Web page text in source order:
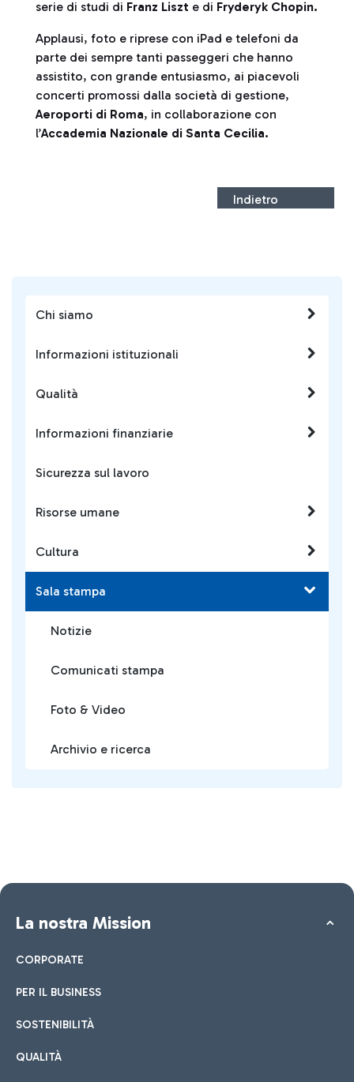
Chi siamo
Informazioni istituzionali
Qualità
Informazioni finanziarie
Sicurezza sul lavoro
Risorse umane
Cultura
Sala stampa
Notizie
Comunicati stampa
Foto & Video
Archivio e ricerca
serie di studi di Franz Liszt e di Fryderyk Chopin.
Applausi, foto e riprese con iPad e telefoni da
parte dei sempre tanti passeggeri che hanno
assistito, con grande entusiasmo, ai piacevoli
concerti promossi dalla società di gestione,
Aeroporti di Roma, in collaborazione con
l’Accademia Nazionale di Santa Cecilia.
Indietro
La nostra Mission
CORPORATE
PER IL BUSINESS
SOSTENIBILITÀ
QUALITÀ